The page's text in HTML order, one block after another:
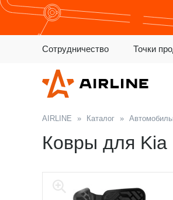
Сотрудничество Точки
AIRLINE » Каталог »
Ковры для Kia